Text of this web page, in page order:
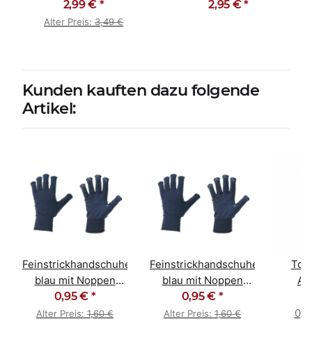
2,99 € *
Alter Preis: 3,49 €
CHAMP grau rahmenlos
2,95 €*
Kunden kauften dazu folgende
Artikel:
Feinstrickhandschuhe
blau mit Noppen
Größe 9 / L
0,95 € *
Alter Preis: 1,60 €
Feinstrickhandschuhe
blau mit Noppen
Größe 7 / S
0,95 € *
Alter Preis: 1,60 €